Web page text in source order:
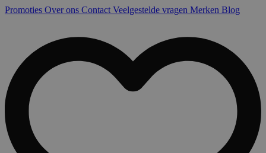
Promoties Over ons Contact Veelgestelde vragen Merken Blog